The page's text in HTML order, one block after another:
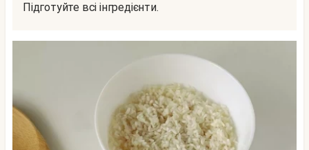
Підготуйте всі інгредієнти.